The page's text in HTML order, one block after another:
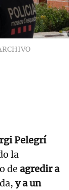
Pelegrí
la
de agredir a
y a un